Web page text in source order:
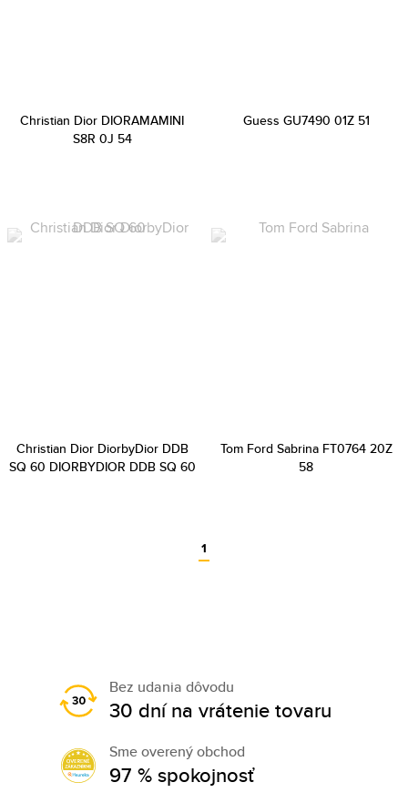
Christian Dior DIORAMAMINI
S8R 0J 54
Guess GU7490 01Z 51
Christian Dior DiorbyDior DDB
SQ 60 DIORBYDIOR DDB SQ 60
Tom Ford Sabrina FT0764 20Z
58
1
Bez udania dôvodu
30 dní na vrátenie tovaru
Sme overený obchod
97 % spokojnosť